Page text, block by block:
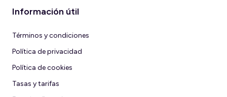
Información útil
Términos y condiciones
Política de privacidad
Política de cookies
Tasas y tarifas